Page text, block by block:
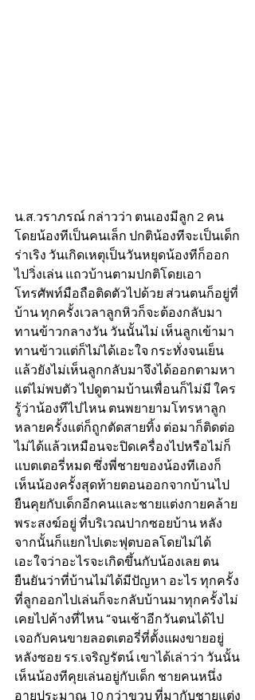
น.ส.วราภรณ์ กล่าวว่า ตนเองมีลูก 2 คน
โดยน้องทีเป็นคนเล็ก ปกติน้องทีจะเป็นเด็ก
ร่าเริง วันเกิดเหตุเป็นวันหยุดน้องทีก็ออก
ไปวิ่งเล่น แถวบ้านตามปกติโดยเอา
โทรศัพท์มือถือติดตัวไปด้วย ส่วนตนก็อยู่ที่
บ้าน ทุกครั้งเวลาลูกหิวก็จะต้องกลับมา
ทานข้าวกลางวัน วันนั้นไม่ เห็นลูกเข้ามา
ทานข้าวแต่ก็ไม่ได้เอะใจ กระทั่งจนเย็น
แล้วยังไม่เห็นลูกกลับมาจึงได้ออกตามหา
แต่ไม่พบตัว ไปดูตามบ้านเพื่อนก็ไม่มี ใคร
รู้ว่าน้องทีไปไหน ตนพยายามโทรหาลูก
หลายครั้งแต่ก็ถูกตัดสายทิ้ง ต่อมาก็ติดต่อ
ไม่ได้แล้วเหมือนจะปิดเครื่องไปหรือไม่ก็
แบตเตอรี่หมด ซึ่งพี่ชายของน้องทีเองก็
เห็นน้องครั้งสุดท้ายตอนออกจากบ้านไป
ยืนคุยกับเด็กอีกคนและชายแต่งกายคล้าย
พระสงฆ์อยู่ ที่บริเวณปากซอยบ้าน หลัง
จากนั้นก็แยกไปเตะฟุตบอลโดยไม่ได้
เอะใจว่าอะไรจะเกิดขึ้นกับน้องเลย ตน
ยืนยันว่าที่บ้านไม่ได้มีปัญหา อะไร ทุกครั้ง
ที่ลูกออกไปเล่นก็จะกลับบ้านมาทุกครั้งไม่
เคยไปค้างที่ไหน “จนเช้าอีกวันตนได้ไป
เจอกับคนขายลอตเตอรี่ที่ตั้งแผงขายอยู่
หลังซอย รร.เจริญรัตน์ เขาได้เล่าว่า วันนั้น
เห็นน้องทีคุยเล่นอยู่กับเด็ก ชายคนหนึ่ง
อายุประมาณ 10 กว่าขวบ ที่มากับชายแต่ง